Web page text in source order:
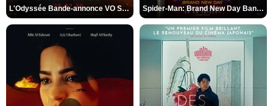
L'Odyssée Bande-annonce VO STFR Spider-Man: Brand New Day Bande-annonce VO STFR